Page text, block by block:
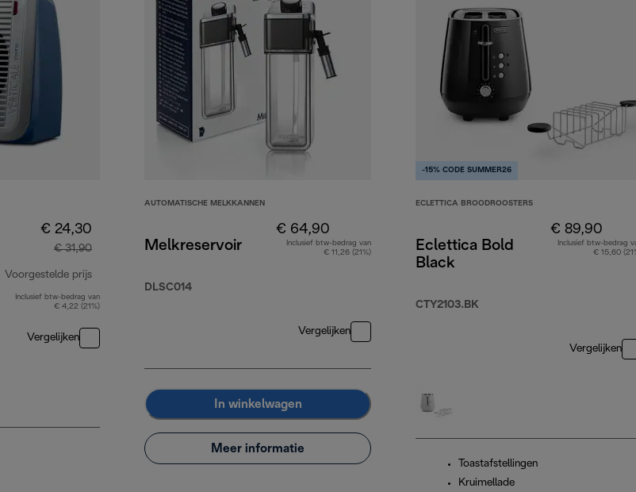
€ 24,30
€ 31,90
Voorgestelde prijs
originele prijs € 31,90
Inclusief btw-bedrag van
€ 4,22 (21%)
Vergelijken
AUTOMATISCHE MELKKANNEN
Melkreservoir
DLSC014
€ 64,90
Inclusief btw-bedrag van
€ 11,26 (21%)
Vergelijken
In winkelwagen
Meer informatie
-15% CODE SUMMER26
ECLETTICA BROODROOSTERS
Eclettica Bold
Black
CTY2103.BK
€ 89,90
Inclusief btw-bedrag
€ 15,60
Vergelijken
Toastafstellingen
Kruimellade